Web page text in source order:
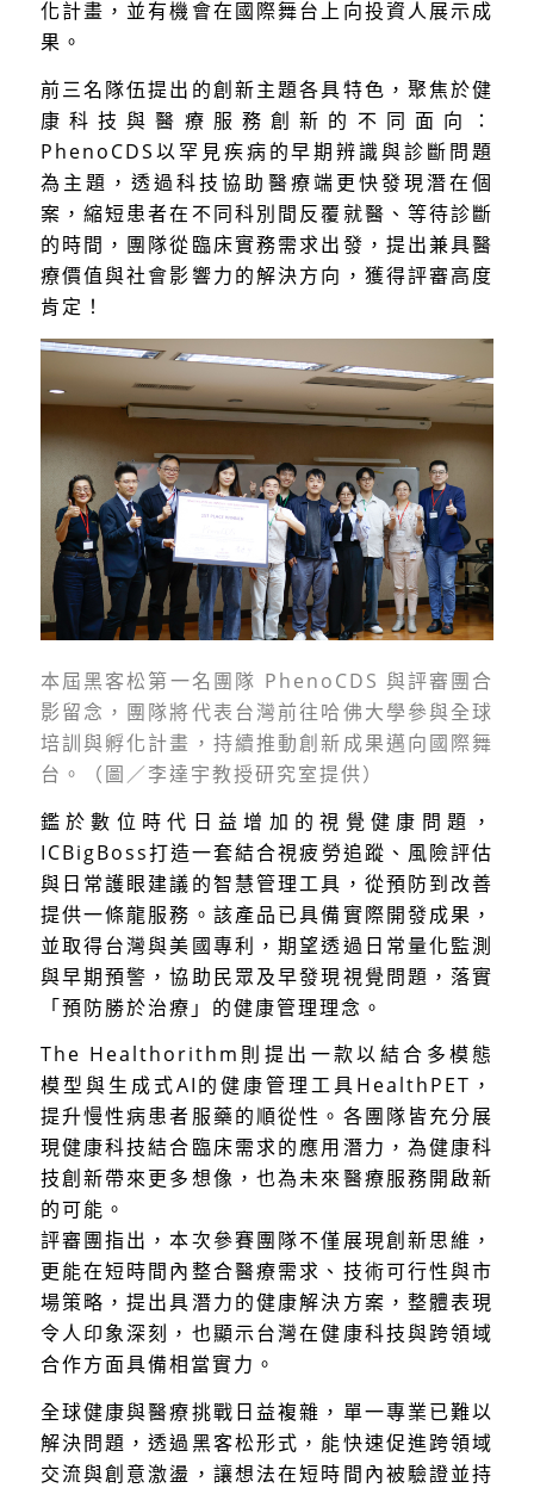
化計畫，並有機會在國際舞台上向投資人展示成
果。
前三名隊伍提出的創新主題各具特色，聚焦於健
康科技與醫療服務創新的不同面向：
PhenoCDS以罕見疾病的早期辨識與診斷問題
為主題，透過科技協助醫療端更快發現潛在個
案，縮短患者在不同科別間反覆就醫、等待診斷
的時間，團隊從臨床實務需求出發，提出兼具醫
療價值與社會影響力的解決方向，獲得評審高度
肯定！
本屆黑客松第一名團隊 PhenoCDS 與評審團合
影留念，團隊將代表台灣前往哈佛大學參與全球
培訓與孵化計畫，持續推動創新成果邁向國際舞
台。（圖／李達宇教授研究室提供）
鑑於數位時代日益增加的視覺健康問題，
ICBigBoss打造一套結合視疲勞追蹤、風險評估
與日常護眼建議的智慧管理工具，從預防到改善
提供一條龍服務。該產品已具備實際開發成果，
並取得台灣與美國專利，期望透過日常量化監測
與早期預警，協助民眾及早發現視覺問題，落實
「預防勝於治療」的健康管理理念。
The Healthorithm則提出一款以結合多模態
模型與生成式AI的健康管理工具HealthPET，
提升慢性病患者服藥的順從性。各團隊皆充分展
現健康科技結合臨床需求的應用潛力，為健康科
技創新帶來更多想像，也為未來醫療服務開啟新
的可能。
評審團指出，本次參賽團隊不僅展現創新思維，
更能在短時間內整合醫療需求、技術可行性與市
場策略，提出具潛力的健康解決方案，整體表現
令人印象深刻，也顯示台灣在健康科技與跨領域
合作方面具備相當實力。
全球健康與醫療挑戰日益複雜，單一專業已難以
解決問題，透過黑客松形式，能快速促進跨領域
交流與創意激盪，讓想法在短時間內被驗證並持